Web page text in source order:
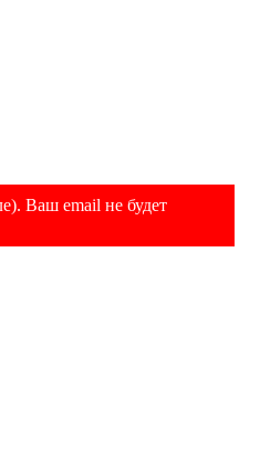
Ваш email не будет